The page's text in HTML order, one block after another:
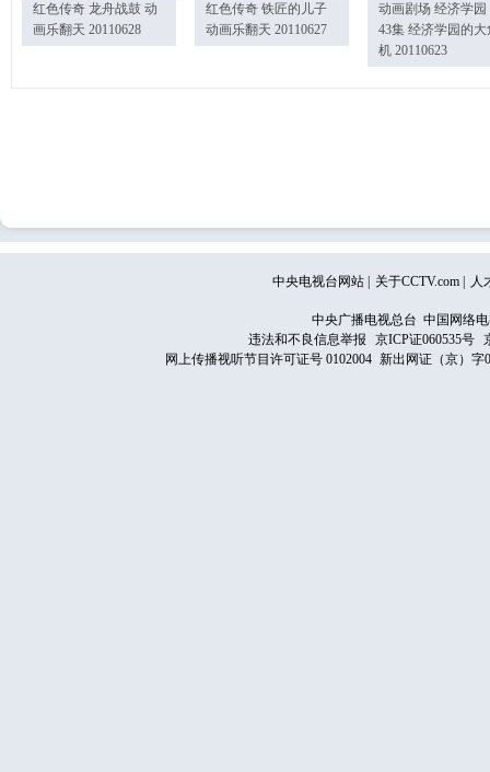
红色传奇 龙舟战鼓 动
画乐翻天 20110628
红色传奇 铁匠的儿子
动画乐翻天 20110627
动画剧场 经济学园
43集 经济学园的大
机 20110623
中央电视台网站 关于CCTV.com 人
中央广播电视总台 中国网络
违法和不良信息举报
京ICP证060535号
网上传播视听节目许可证号 0102004 新出网证（京）